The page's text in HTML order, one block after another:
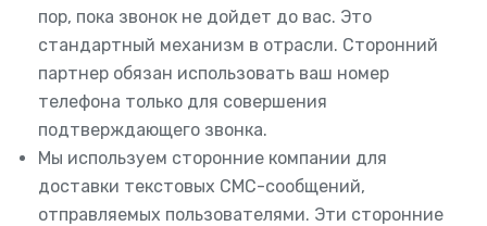
пор, пока звонок не дойдет до вас. Это
стандартный механизм в отрасли. Сторонний
партнер обязан использовать ваш номер
телефона только для совершения
подтверждающего звонка.
Мы используем сторонние компании для
доставки текстовых СМС-сообщений,
отправляемых пользователями. Эти сторонние